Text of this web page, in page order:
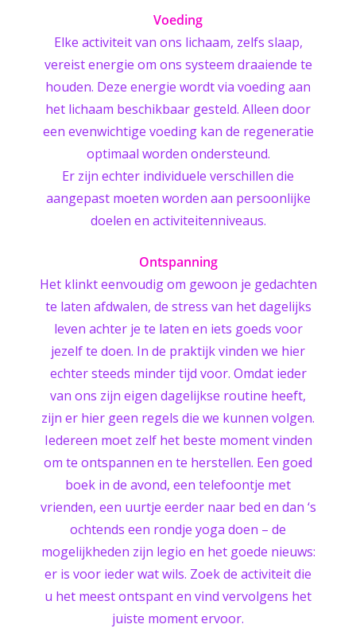
Voeding
Elke activiteit van ons lichaam, zelfs slaap,
vereist energie om ons systeem draaiende te
houden. Deze energie wordt via voeding aan
het lichaam beschikbaar gesteld. Alleen door
een evenwichtige voeding kan de regeneratie
optimaal worden ondersteund.
Er zijn echter individuele verschillen die
aangepast moeten worden aan persoonlijke
doelen en activiteitenniveaus.
Ontspanning
Het klinkt eenvoudig om gewoon je gedachten
te laten afdwalen, de stress van het dagelijks
leven achter je te laten en iets goeds voor
jezelf te doen. In de praktijk vinden we hier
echter steeds minder tijd voor. Omdat ieder
van ons zijn eigen dagelijkse routine heeft,
zijn er hier geen regels die we kunnen volgen.
Iedereen moet zelf het beste moment vinden
om te ontspannen en te herstellen. Een goed
boek in de avond, een telefoontje met
vrienden, een uurtje eerder naar bed en dan ‘s
ochtends een rondje yoga doen – de
mogelijkheden zijn legio en het goede nieuws:
er is voor ieder wat wils. Zoek de activiteit die
u het meest ontspant en vind vervolgens het
juiste moment ervoor.